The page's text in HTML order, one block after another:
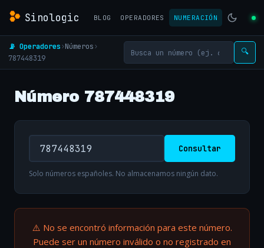
Sinologic BLOG OPERADORES NUMERACIÓN
📡 Operadores›Números›
787448319
🔍
Número 787448319
Consultar
Solo números españoles. No almacenamos ningún dato.
⚠️ No se encontró información para este número.
Puede ser un número inválido o no registrado en